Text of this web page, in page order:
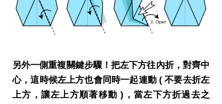
另外一側重複關鍵步驟！把左下方往內折，對齊中
心，這時候左上方也會同時一起連動 ( 不要去折左
上方，讓左上方順著移動 )，當左下方折過去之